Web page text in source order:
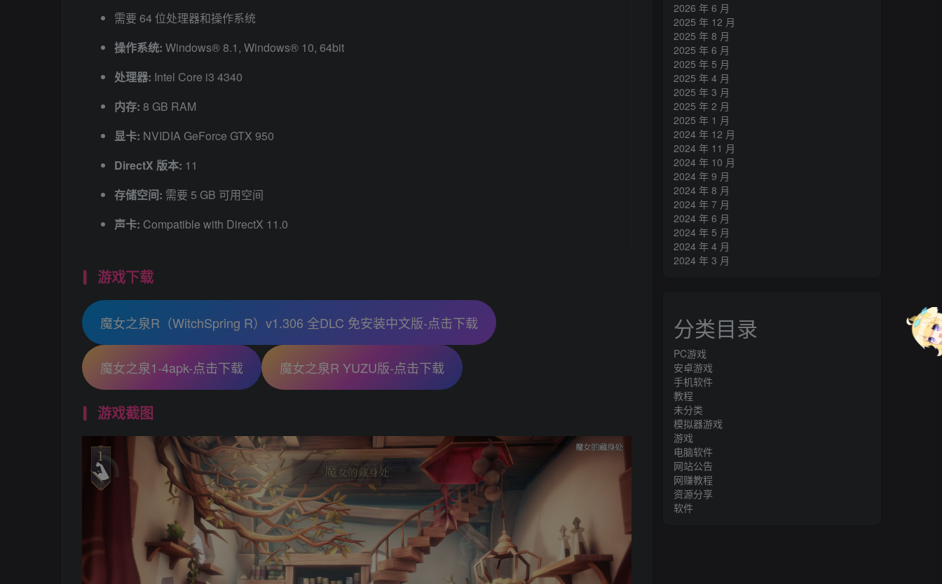
需要 64 位处理器和操作系统
操作系统: Windows® 8.1, Windows® 10, 64bit
处理器: Intel Core i3 4340
内存: 8 GB RAM
显卡: NVIDIA GeForce GTX 950
DirectX 版本: 11
存储空间: 需要 5 GB 可用空间
声卡: Compatible with DirectX 11.0
游戏下载
魔女之泉R（WitchSpring R）v1.306 全DLC 免安装中文版-点击下载
魔女之泉1-4apk-点击下载 魔女之泉R YUZU版-点击下载
游戏截图
2026 年 6 月
2025 年 12 月
2025 年 8 月
2025 年 6 月
2025 年 5 月
2025 年 4 月
2025 年 3 月
2025 年 2 月
2025 年 1 月
2024 年 12 月
2024 年 11 月
2024 年 10 月
2024 年 9 月
2024 年 8 月
2024 年 7 月
2024 年 6 月
2024 年 5 月
2024 年 4 月
2024 年 3 月
分类目录
PC游戏
安卓游戏
手机软件
教程
未分类
模拟器游戏
游戏
电脑软件
网站公告
网赚教程
资源分享
软件